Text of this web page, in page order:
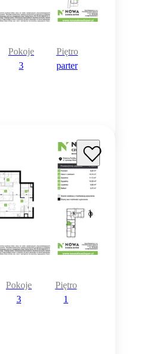
Pokoje
3
Piętro
parter
Pokoje
3
Piętro
1